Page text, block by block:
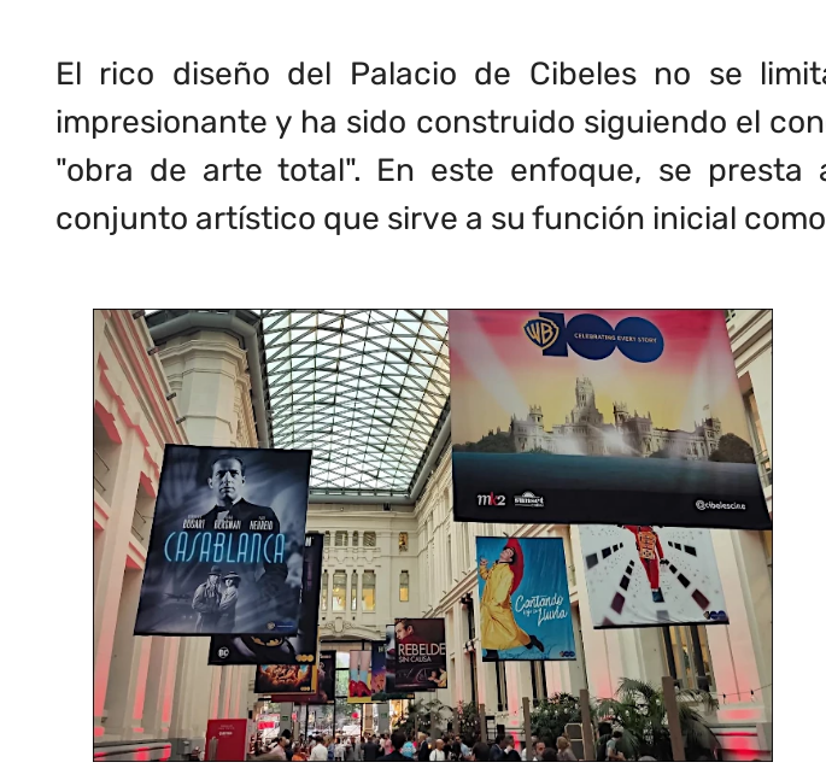
El rico diseño del Palacio de Cibeles no se
impresionante y ha sido construido siguiendo el
"obra de arte total". En este enfoque, se
conjunto artístico que sirve a su función inicial